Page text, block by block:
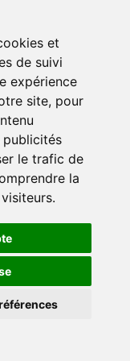
et
de suivi
expérience
site, pour
publicités
le trafic de
la